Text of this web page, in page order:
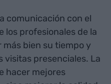
comunicación con el
los profesionales de la
bien su tiempo y
visitas presenciales. La
hacer mejores